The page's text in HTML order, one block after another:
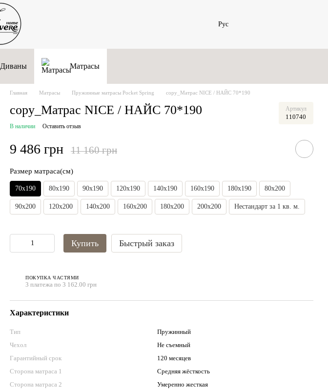
Рус
Диваны Матрасы
Главная Матрасы Пружинные матрасы Pocket Spring copy_Матрас NICE / НАЙС 70*190
copy_Матрас NICE / НАЙС 70*190 Артикул
110740
В наличии Оставить отзыв
9 486 грн 11 160 грн
Размер матраса(см)
70х190 80х190 90x190 120x190 140x190 160x190 180x190 80x200
90x200 120x200 140x200 160x200 180x200 200x200 Нестандарт за 1 кв. м.
Купить Быстрый заказ
ПОКУПКА ЧАСТЯМИ
3 платежа по 3 162.00 грн
Характеристики
Тип
Пружинный
Чехол
Не съемный
Гарантийный срок
120 месяцев
Сторона матраса 1
Средняя жёсткость
Сторона матраса 2
Умеренно жесткая